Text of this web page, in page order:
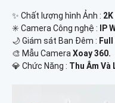
✨ Chất lượng hình Ảnh :
✳️ Camera Công nghệ :
IP
🌙 Giám sát Ban Đêm :
🎨 Mẫu CameraXoay 360.
️💎 Chức Năng : Thu Âm Và